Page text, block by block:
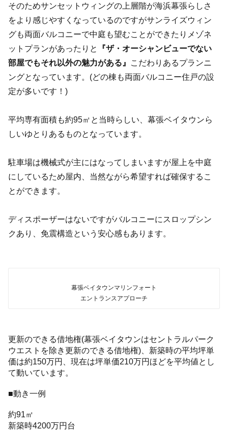
そのためサンセットウィングの上層階が海浜幕張らしさ
をより感じやすくなっているのですがサンライズウィン
グも両面バルコニーで中庭も望むことができたりメゾネ
ットプランがあったりと
『ザ・オーシャンビューでない
部屋でもそれ以外の魅力がある』 こだわりあるプランニ
ングとなっています。(どの棟も両面バルコニー住戸の設
定が多いです！)
平均専有面積も約95㎡と当時らしい、幕張ベイタウンら
しいゆとりあるものとなっています。
駐車場は機械式が主にはなってしまいますが屋上を中庭
にしているため屋内、当然ながら希望すれば確保するこ
とができます。
ディスポーザーはないですがバルコニーにスロップシン
クあり、免震構造という安心感もあります。
幕張ベイタウンマリンフォート
エントランスアプローチ
更新のできる借地権(幕張ベイタウンはセントラルパーク
ウエストを除き更新のできる借地権)、新築時の平均坪単
価は約150万円、現在は坪単価210万円ほどを平均値とし
て動いています。
■動き一例
約91㎡
新築時4200万円台